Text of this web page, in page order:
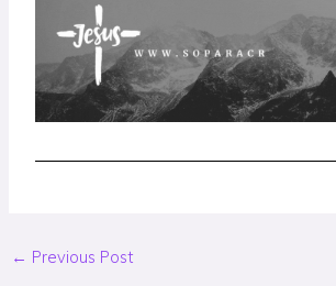
← Previous Post